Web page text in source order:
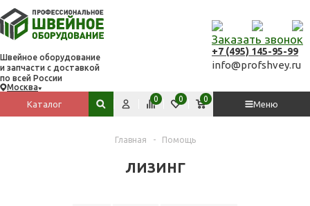
Швейное оборудование
и запчасти с доставкой
по всей России
Москва
Заказать звонок
+7 (495) 145-95-99
info@profshvey.ru
Каталог
Меню
Поиск по сайту
Сравнить
0 Избранное
0 Корзина
0
Главная - Помощь
ЛИЗИНГ